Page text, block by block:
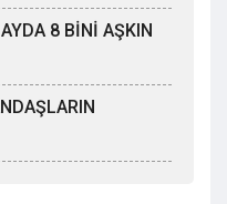
8 BİNİ AŞKIN